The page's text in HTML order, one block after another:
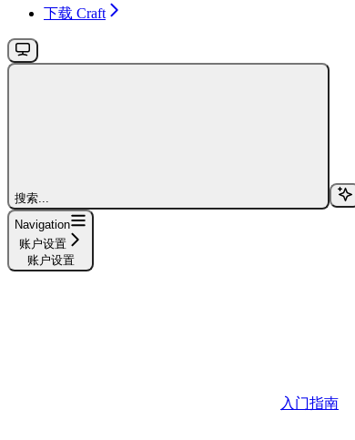
下载 Craft
搜索...
Navigation
账户设置
账户设置
入门指南